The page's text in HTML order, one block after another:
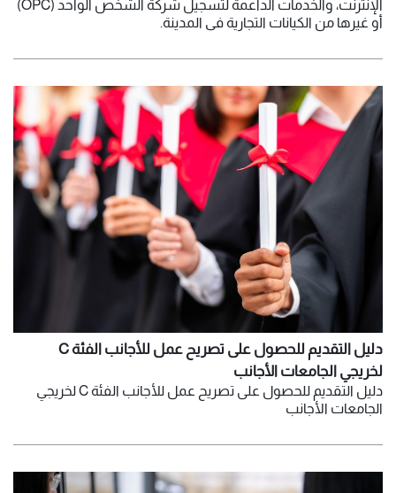
الإنترنت، والخدمات الداعمة لتسجيل شركة الشخص الواحد (OPC)
أو غيرها من الكيانات التجارية في المدينة.
دليل التقديم للحصول على تصريح عمل للأجانب الفئة C
لخريجي الجامعات الأجانب
دليل التقديم للحصول على تصريح عمل للأجانب الفئة C لخريجي
الجامعات الأجانب